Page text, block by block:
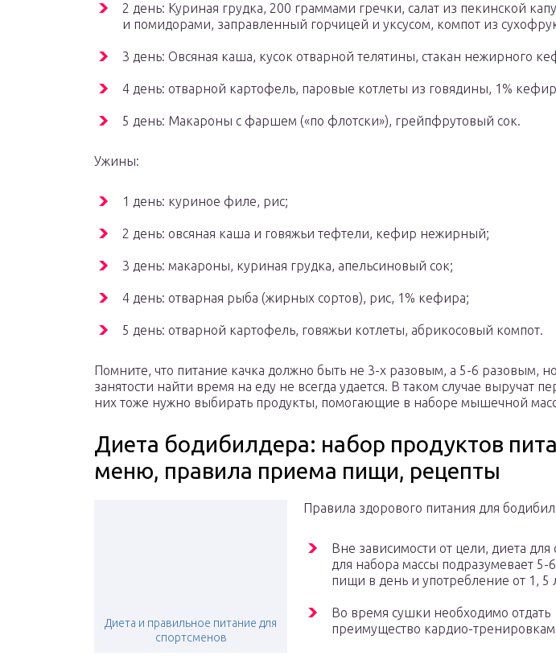
2 день: Куриная грудка, 200 граммами гречки, салат из пекинской
и помидорами, заправленный горчицей и уксусом, компот из
3 день: Овсяная каша, кусок отварной телятины, стакан нежирного
4 день: отварной картофель, паровые котлеты из говядины, 1%
5 день: Макароны с фаршем («по флотски»), грейпфрутовый сок.
Ужины:
1 день: куриное филе, рис;
2 день: овсяная каша и говяжьи тефтели, кефир нежирный;
3 день: макароны, куриная грудка, апельсиновый сок;
4 день: отварная рыба (жирных сортов), рис, 1% кефира;
5 день: отварной картофель, говяжьи котлеты, абрикосовый компот.
Помните, что питание качка должно быть не 3-х разовым, а 5-6 разовым,
занятости найти время на еду не всегда удается. В таком случае выручат
них тоже нужно выбирать продукты, помогающие в наборе мышечной
Диета бодибилдера: набор продуктов
меню, правила приема пищи, рецепты
Диета и правильное питание для
спортсменов
Правила здорового питания для
Вне зависимости от цели, диета
для набора массы подразумевает 5-
пищи в день и употребление от 1, 5
Во время сушки необходимо отдать
преимущество кардио-